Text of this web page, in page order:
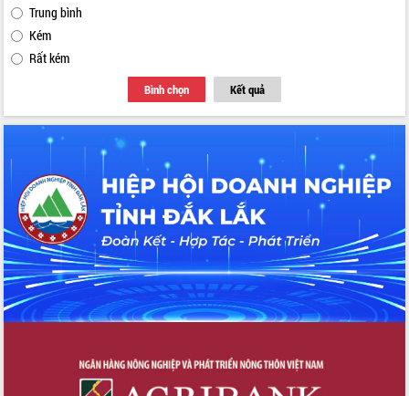
Trung bình
Kém
Rất kém
Bình chọn Kết quả